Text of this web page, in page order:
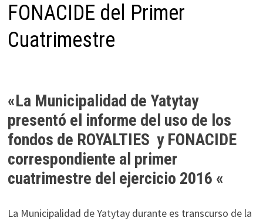
FONACIDE del Primer
Cuatrimestre
«La Municipalidad de Yatytay
presentó el informe del uso de los
fondos de ROYALTIES y FONACIDE
correspondiente al primer
cuatrimestre del ejercicio 2016 «
La Municipalidad de Yatytay durante es transcurso de la